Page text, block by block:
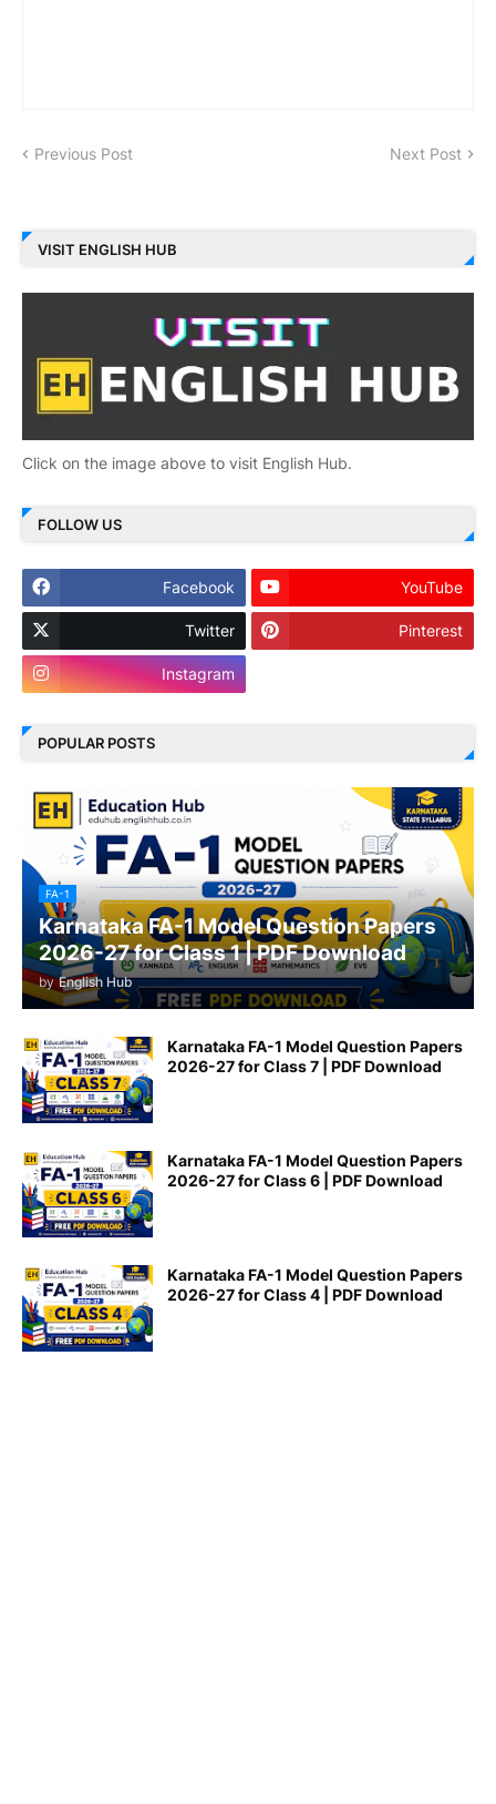
Previous Post Next Post
VISIT ENGLISH HUB
Click on the image above to visit English Hub.
FOLLOW US
Facebook YouTube
Twitter Pinterest
Instagram
POPULAR POSTS
FA-1
Karnataka FA-1 Model Question Papers
2026-27 for Class 1 | PDF Download
by English Hub
Karnataka FA-1 Model Question Papers
2026-27 for Class 7 | PDF Download
Karnataka FA-1 Model Question Papers
2026-27 for Class 6 | PDF Download
Karnataka FA-1 Model Question Papers
2026-27 for Class 4 | PDF Download